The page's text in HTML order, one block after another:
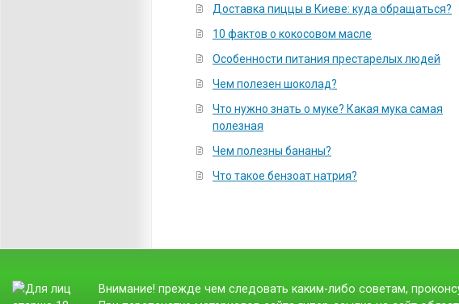
Доставка пиццы в Киеве: куда обращаться?
10 фактов о кокосовом масле
Особенности питания престарелых людей
Чем полезен шоколад?
Что нужно знать о муке? Какая мука самая
полезная
Чем полезны бананы?
Что такое бензоат натрия?
Внимание! прежде чем следовать каким-либо советам,